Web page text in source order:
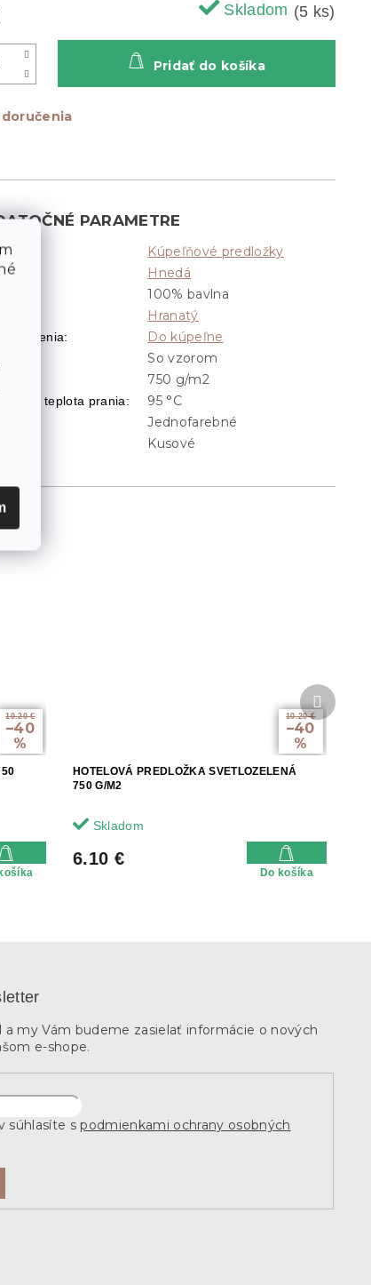
Skladom (5 ks)
Pridať do košíka
10.20 €
–40
%
10.20 €
–40
%
HOTELOVÁ PREDLOŽKA SVETLOZELENÁ
750 G/M2
Skladom
6.10 €
Do košíka
Ďalší
produkt
PARAMETRE
Kúpeľňové predložky
: Hnedá
100% bavlna
Hranatý
: Do kúpeľne
So vzorom
750 g/m2
teplota prania: 95 °C
Jednofarebné
Kusové
a my Vám budeme zasielať informácie o nových
e-shope.
súhlasíte spodmienkami ochrany osobných